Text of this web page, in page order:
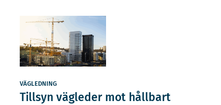
VÄGLEDNING
Tillsyn vägleder mot hållbart